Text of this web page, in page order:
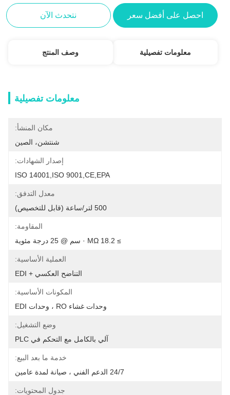
احصل على أفضل سعر نتحدث الآن
معلومات تفصيلية وصف المنتج
معلومات تفصيلية
مكان المنشأ:
شنتشن، الصين
إصدار الشهادات:
ISO 14001,ISO 9001,CE,EPA
معدل التدفق:
500 لتر/ساعة (قابل للتخصيص)
المقاومة:
≥ 18.2 MΩ · سم @ 25 درجة مئوية
العملية الأساسية:
التناضح العكسي + EDI
المكونات الأساسية:
وحدات غشاء RO ، وحدات EDI
وضع التشغيل:
آلي بالكامل مع التحكم في PLC
خدمة ما بعد البيع:
24/7 الدعم الفني ، صيانة لمدة عامين
جدول المحتويات: